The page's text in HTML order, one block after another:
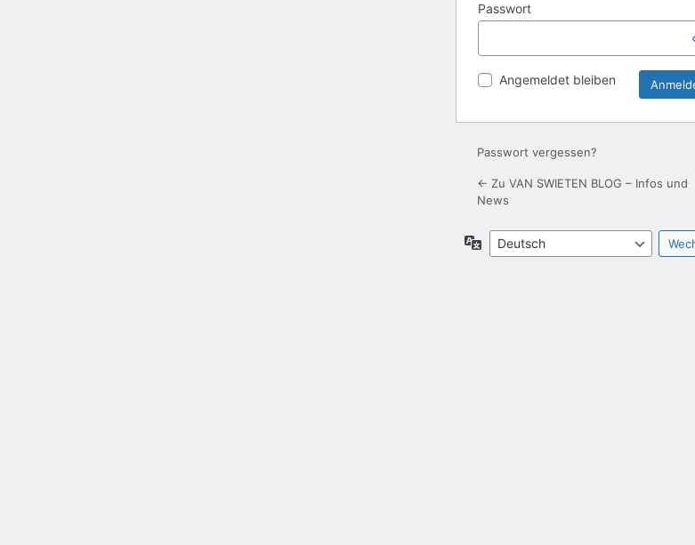
Passwort
Angemeldet bleiben
Passwort vergessen?
← Zu VAN SWIETEN BLOG – Infos und
News
Sprache